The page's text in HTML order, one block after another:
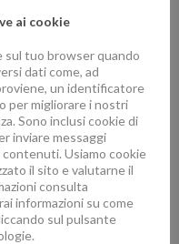
ai cookie
sul tuo browser quando
dati come, ad
un identificatore
per migliorare i nostri
Sono inclusi cookie di
inviare messaggi
Usiamo cookie
il sito e valutarne il
consulta
informazioni su come
sul pulsante